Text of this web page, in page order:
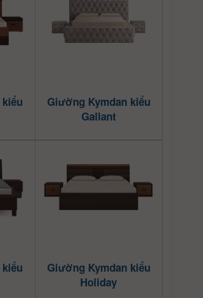
Giường Kymdan kiểu
Gallant
Giường Kymdan kiểu
Holiday